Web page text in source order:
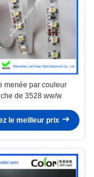
menée par couleur
de 3528 ww/w
le meilleur prix